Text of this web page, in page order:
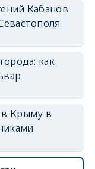
Кабанов
как
Крыму в